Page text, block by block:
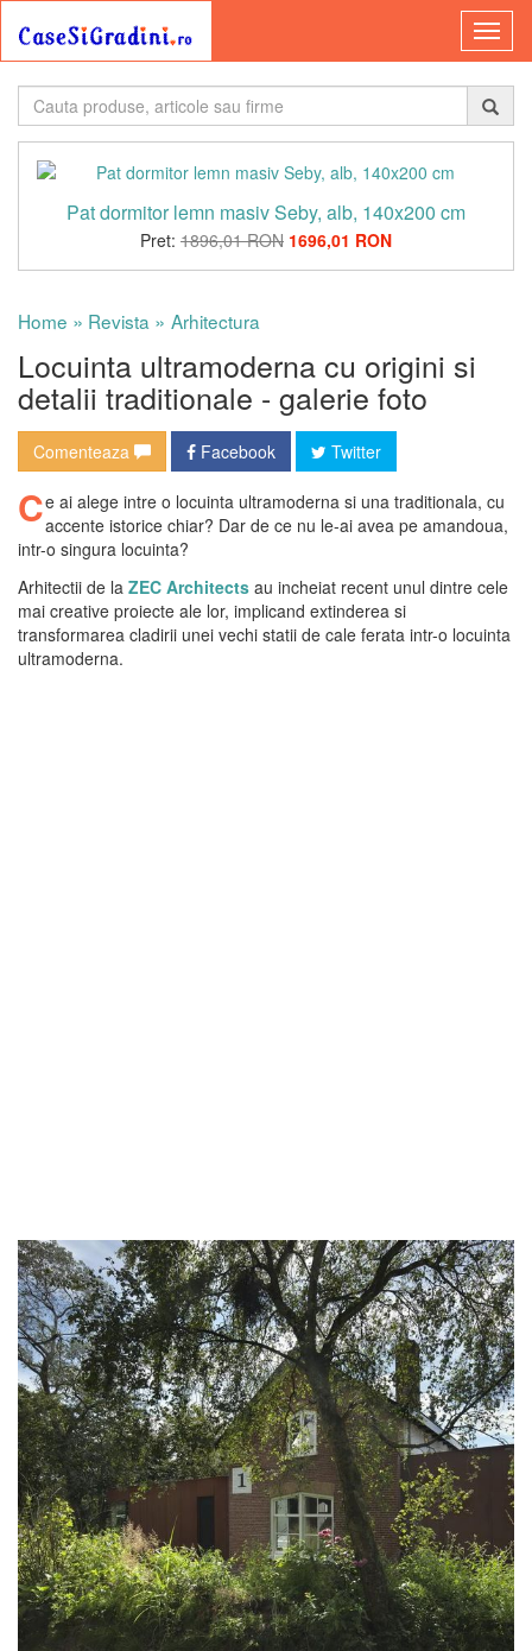
Pat dormitor lemn masiv Seby, alb, 140x200 cm
Pret: 1896,01 RON 1696,01 RON
Home » Revista » Arhitectura
Locuinta ultramoderna cu origini si
detalii traditionale - galerie foto
Comenteaza Facebook Twitter
Ce ai alege intre o locuinta ultramoderna si una traditionala, cu
accente istorice chiar? Dar de ce nu le-ai avea pe amandoua,
intr-o singura locuinta?
Arhitectii de la ZEC Architects au incheiat recent unul dintre cele
mai creative proiecte ale lor, implicand extinderea si
transformarea cladirii unei vechi statii de cale ferata intr-o locuinta
ultramoderna.